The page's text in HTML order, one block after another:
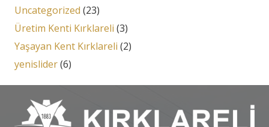
Uncategorized (23)
Üretim Kenti Kırklareli (3)
Yaşayan Kent Kırklareli (2)
yenislider(6)